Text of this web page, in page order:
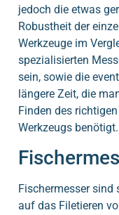
jedoch die etwas
Robustheit der
Werkzeuge im
spezialisierten
sein, sowie die
längere Zeit, die
Finden des richtigen
Werkzeugs benötigt.
Fischermesser sind
auf das Filetieren